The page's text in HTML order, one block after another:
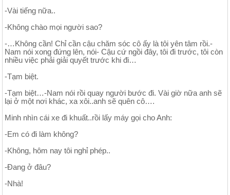
-Vài tiếng nữa..
-Không chào mọi người sao?
-…Không cần! Chỉ cần cậu chăm sóc cô ấy là tôi yên tâm rồi.-
Nam nói xong đứng lên, nói- Cậu cứ ngồi đây, tôi đi trước, tôi còn
nhiều việc phải giải quyết trước khi đi…
-Tạm biệt.
-Tạm biệt…-Nam nói rồi quay người bước đi. Vài giờ nữa anh sẽ
lại ở một nơi khác, xa xôi..anh sẽ quên cô….
Minh nhìn cái xe đi khuất..rồi lấy máy gọi cho Anh:
-Em có đi làm không?
-Không, hôm nay tôi nghỉ phép..
-Đang ở đâu?
-Nhà!